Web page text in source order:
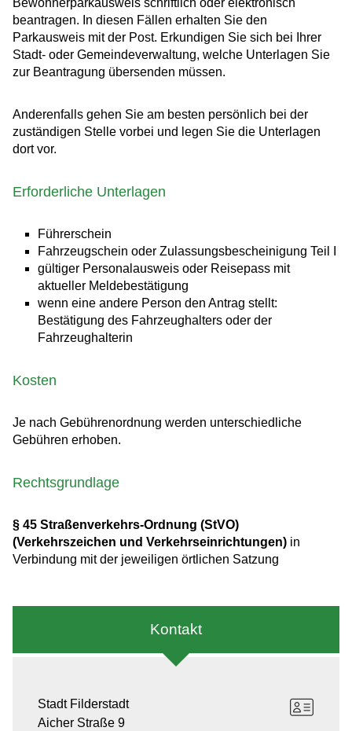
Bewohnerparkausweis schriftlich oder elektronisch
beantragen. In diesen Fällen erhalten Sie den
Parkausweis mit der Post. Erkundigen Sie sich bei Ihrer
Stadt- oder Gemeindeverwaltung, welche Unterlagen Sie
zur Beantragung übersenden müssen.
Anderenfalls gehen Sie am besten persönlich bei der
zuständigen Stelle vorbei und legen Sie die Unterlagen
dort vor.
Erforderliche Unterlagen
Führerschein
Fahrzeugschein oder Zulassungsbescheinigung Teil I
gültiger Personalausweis oder Reisepass mit
aktueller Meldebestätigung
wenn eine andere Person den Antrag stellt:
Bestätigung des Fahrzeughalters oder der
Fahrzeughalterin
Kosten
Je nach Gebührenordnung werden unterschiedliche
Gebühren erhoben.
Rechtsgrundlage
§ 45 Straßenverkehrs-Ordnung (StVO)
(Verkehrszeichen und Verkehrseinrichtungen) in
Verbindung mit der jeweiligen örtlichen Satzung
Kontakt
Stadt Filderstadt
Aicher Straße 9